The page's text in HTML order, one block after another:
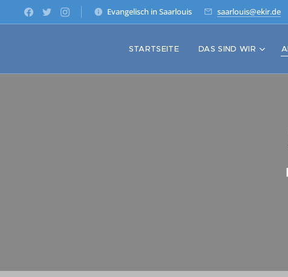
Evangelisch in Saarlouis saarlouis@ekir.de
STARTSEITE DAS SIND WIR